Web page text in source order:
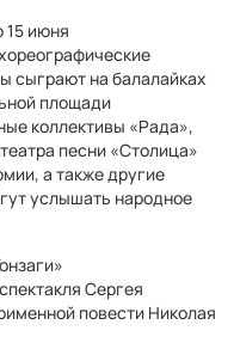
15 июня
сыграют на балалайках
площади
коллективы «Рада»,
песни «Столица»
а также другие
услышать народное
Сергея
повести Николая